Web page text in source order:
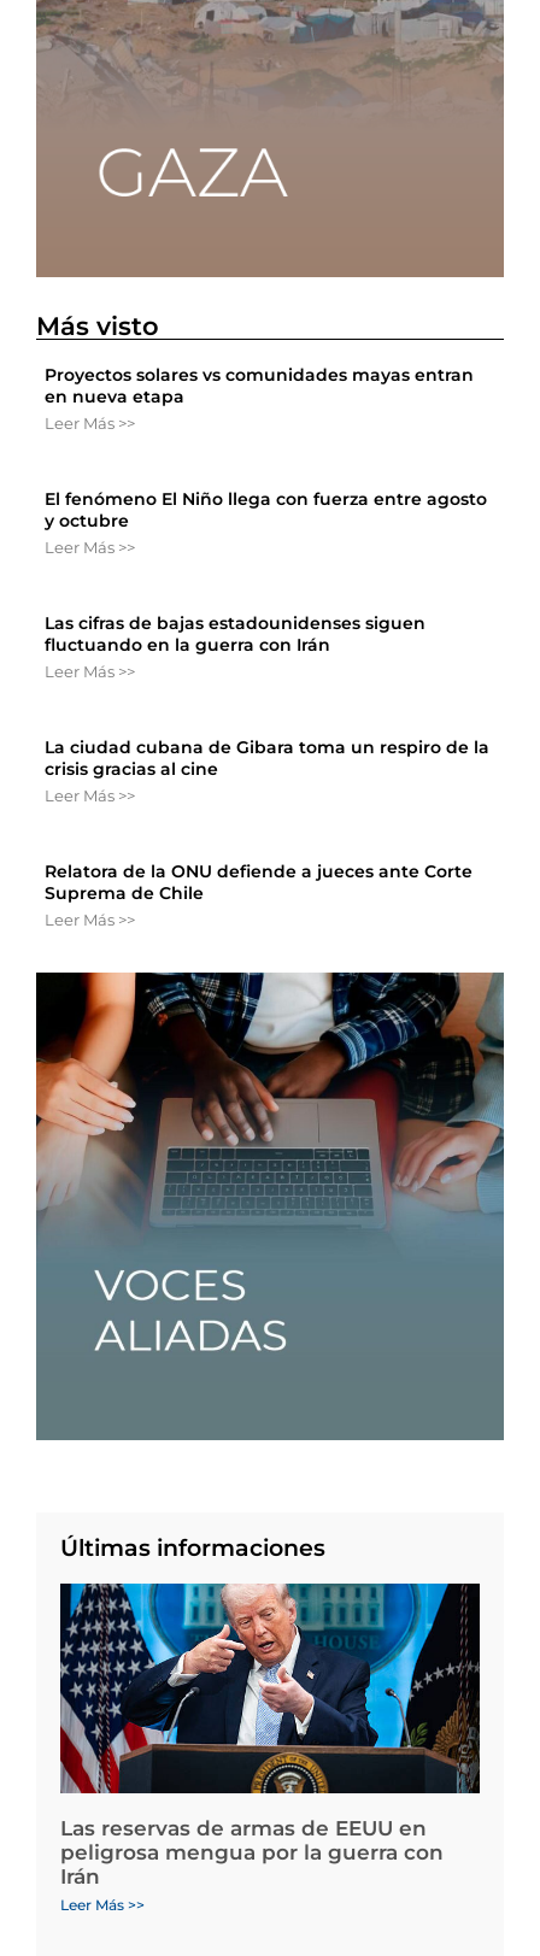
Más visto
Proyectos solares vs comunidades mayas entran
en nueva etapa
Leer Más >>
El fenómeno El Niño llega con fuerza entre agosto
y octubre
Leer Más >>
Las cifras de bajas estadounidenses siguen
fluctuando en la guerra con Irán
Leer Más >>
La ciudad cubana de Gibara toma un respiro de la
crisis gracias al cine
Leer Más >>
Relatora de la ONU defiende a jueces ante Corte
Suprema de Chile
Leer Más >>
Últimas informaciones
Las reservas de armas de EEUU en
peligrosa mengua por la guerra con
Irán
Leer Más >>